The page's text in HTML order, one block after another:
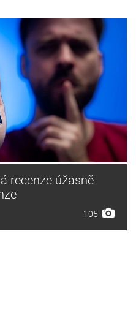
recenze úžasně
105